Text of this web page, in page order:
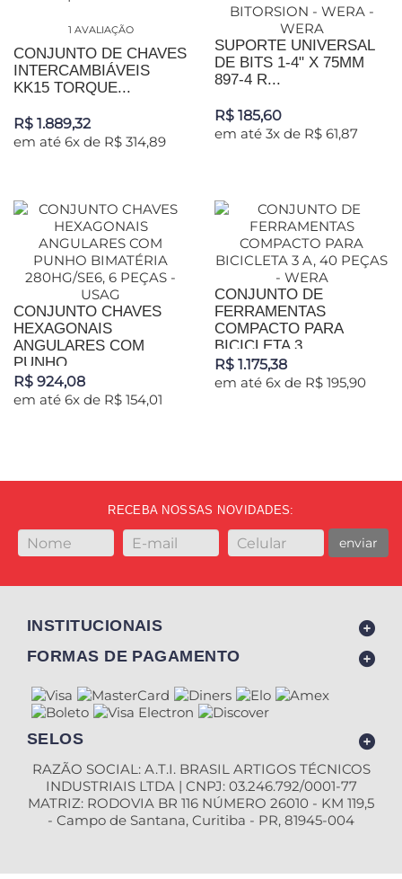
1 AVALIAÇÃO
CONJUNTO DE CHAVES
INTERCAMBIÁVEIS
KK15 TORQUE...
R$ 1.889,32
em até 6x de R$ 314,89
SUPORTE UNIVERSAL
DE BITS 1-4" X 75MM
897-4 R...
R$ 185,60
em até 3x de R$ 61,87
CONJUNTO CHAVES
HEXAGONAIS
ANGULARES COM
PUNHO...
R$ 924,08
em até 6x de R$ 154,01
CONJUNTO DE
FERRAMENTAS
COMPACTO PARA
BICICLETA 3...
R$ 1.175,38
em até 6x de R$ 195,90
RECEBA NOSSAS NOVIDADES:
enviar
INSTITUCIONAIS
FORMAS DE PAGAMENTO
SELOS
RAZÃO SOCIAL: A.T.I. BRASIL ARTIGOS TÉCNICOS
INDUSTRIAIS LTDA | CNPJ: 03.246.792/0001-77
MATRIZ: RODOVIA BR 116 NÚMERO 26010 - KM 119,5
- Campo de Santana, Curitiba - PR, 81945-004